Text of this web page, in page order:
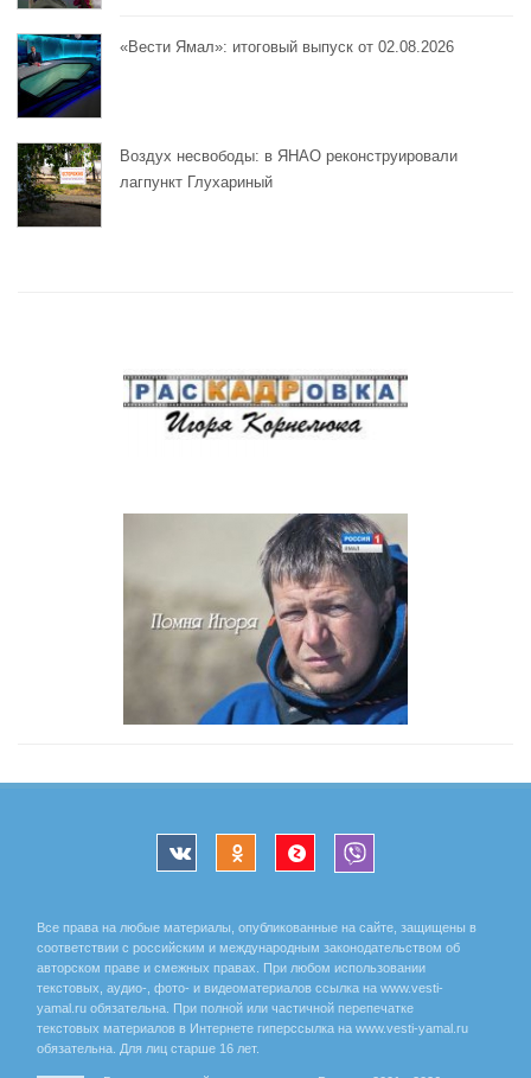
«Вести Ямал»: итоговый выпуск от 02.08.2026
Воздух несвободы: в ЯНАО реконструировали
лагпункт Глухариный
Все права на любые материалы, опубликованные на сайте, защищены в
соответствии с российским и международным законодательством об
авторском праве и смежных правах. При любом использовании
текстовых, аудио-, фото- и видеоматериалов ссылка на www.vesti-
yamal.ru обязательна. При полной или частичной перепечатке
текстовых материалов в Интернете гиперссылка на www.vesti-yamal.ru
обязательна. Для лиц старше 16 лет.